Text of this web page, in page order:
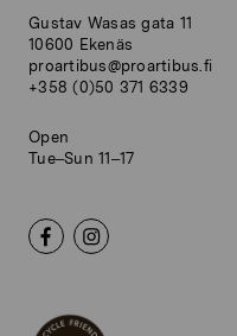
Gustav Wasas gata 11
10600 Ekenäs
proartibus@proartibus.fi
+358 (0)50 371 6339
Open
Tue–Sun 11–17